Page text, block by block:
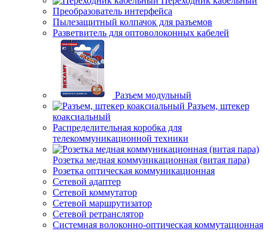
Преобразователь интерфейса
Пылезащитный колпачок для разъемов
Разветвитель для оптоволоконных кабелей
Разъем модульный
Разъем, штекер
коаксиальный
Распределительная коробка для
телекоммуникационной техники
Розетка медная коммуникационная (витая пара)
Розетка оптическая коммуникационная
Сетевой адаптер
Сетевой коммутатор
Сетевой маршрутизатор
Сетевой ретранслятор
Системная волоконно-оптическая коммутационная